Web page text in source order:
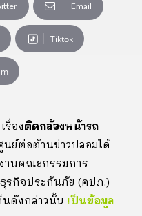
Email
Tiktok
รื่องติดกล้องหน้ารถ
นย์ต่อต้านข่าวปลอมได้
านคณะกรรมการ
รกิจประกันภัย (คปภ.)
นดังกล่าวนั้น เป็นข้อมูล